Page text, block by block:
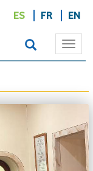
ES FR EN